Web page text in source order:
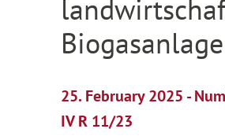
Biogasanlage
25. February 2025 -
IV R 11/23